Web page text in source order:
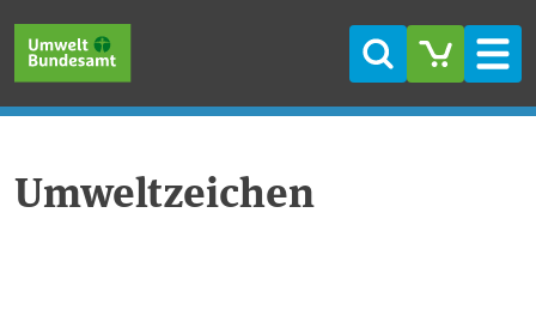
Suche
Umweltzeichen